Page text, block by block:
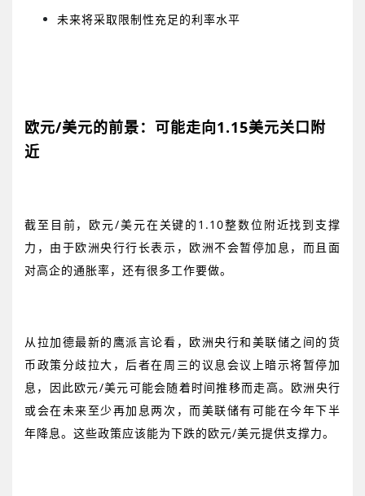
未来将采取限制性充足的利率水平
欧元/美元的前景：可能走向1.15美元关口附
近
截至目前，欧元/美元在关键的 1.10整数位附近找到支撑
力，由于欧洲央行行长表示，欧洲不会暂停加息，而且面
对高企的通胀率，还有很多工作要做。
从拉加德最新的鹰派言论看，欧洲央行和美联储之间的货
币政策分歧拉大，后者在周三的议息会议上暗示将暂停加
息，因此欧元/美元可能会随着时间推移而走高。欧洲央行
或会在未来至少再加息两次，而美联储有可能在今年下半
年降息。这些政策应该能为下跌的欧元/美元提供支撑力。